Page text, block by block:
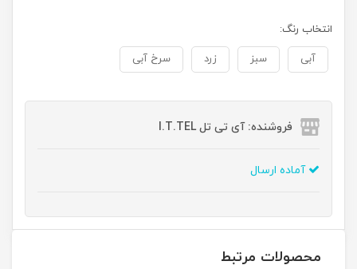
انتخاب رنگ:
آبی سبز زرد سرخ آبی
فروشنده: آی تی تل I.T.TEL
آماده ارسال
محصولات مرتبط